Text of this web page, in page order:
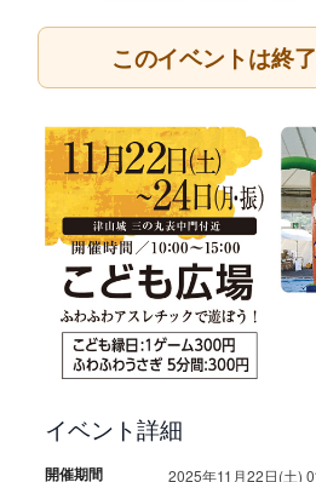
このイベントは終
イベント詳細
開催期間
2025年11月22日(土)